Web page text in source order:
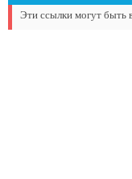
Эти ссылки могут быть